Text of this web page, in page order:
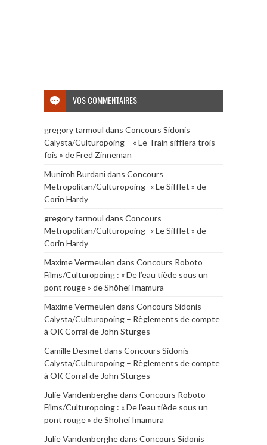
VOS COMMENTAIRES
gregory tarmoul dans Concours Sidonis
Calysta/Culturopoing – « Le Train sifflera trois
fois » de Fred Zinneman
Muniroh Burdanidans Concours
Metropolitan/Culturopoing -« Le Sifflet » de
Corin Hardy
gregory tarmoul dans Concours
Metropolitan/Culturopoing -« Le Sifflet » de
Corin Hardy
Maxime Vermeulen dans Concours Roboto
Films/Culturopoing : « De l’eau tiède sous un
pont rouge » de Shōhei Imamura
Maxime Vermeulen dans Concours Sidonis
Calysta/Culturopoing – Règlements de compte
à OK Corral de John Sturges
Camille Desmet dans Concours Sidonis
Calysta/Culturopoing – Règlements de compte
à OK Corral de John Sturges
Julie Vandenberghedans Concours Roboto
Films/Culturopoing : « De l’eau tiède sous un
pont rouge » de Shōhei Imamura
Julie Vandenberghedans Concours Sidonis